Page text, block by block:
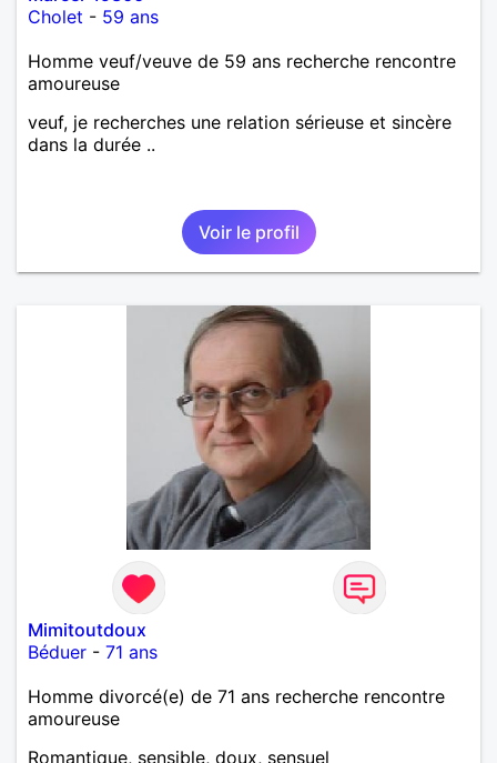
Cholet - 59 ans
Homme veuf/veuve de 59 ans recherche rencontre
amoureuse
veuf, je recherches une relation sérieuse et sincère
dans la durée ..
Voir le profil
Mimitoutdoux
Béduer - 71 ans
Homme divorcé(e) de 71 ans recherche rencontre
amoureuse
Romantique, sensible, doux, sensuel